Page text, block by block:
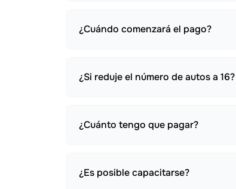
¿Cuándo comenzará el pago?
¿Si reduje el número de autos a 16?
¿Cuánto tengo que pagar?
¿Es posible capacitarse?